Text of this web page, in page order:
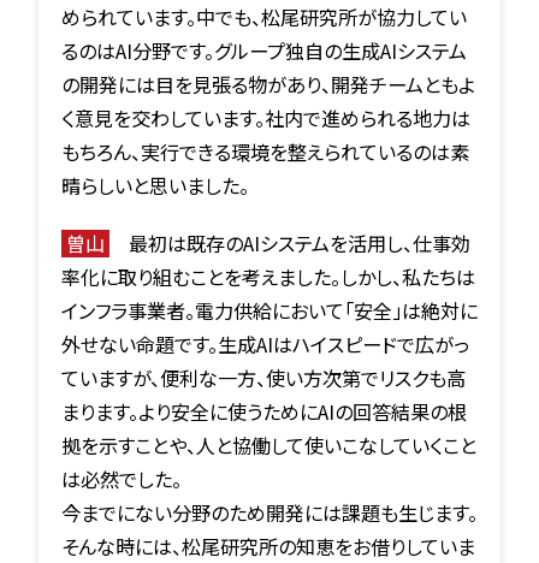
められています。中でも、松尾研究所が協力してい
るのはAI分野です。グループ独自の生成AIシステム
の開発には目を見張る物があり、開発チームともよ
く意見を交わしています。社内で進められる地力は
もちろん、実行できる環境を整えられているのは素
晴らしいと思いました。
曽山
最初は既存のAIシステムを活用し、仕事効
率化に取り組むことを考えました。しかし、私たちは
インフラ事業者。電力供給において「安全」は絶対に
外せない命題です。生成AIはハイスピードで広がっ
ていますが、便利な一方、使い方次第でリスクも高
まります。より安全に使うためにAIの回答結果の根
拠を示すことや、人と協働して使いこなしていくこと
は必然でした。
今までにない分野のため開発には課題も生じます。
そんな時には、松尾研究所の知恵をお借りしていま